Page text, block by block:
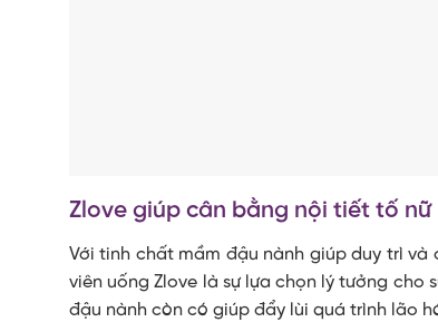
Zlove giúp cân bằng nội tiết tố nữ
Với tinh chất mầm đậu nành giúp duy trì
viên uống Zlove là sự lựa chọn lý tưởng cho
đậu nành còn có giúp đẩy lùi quá trình lão